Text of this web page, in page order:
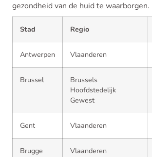
gezondheid van de huid te waarborgen.
Stad Regio
Antwerpen Vlaanderen
Brussel
Brussels
Hoofdstedelijk
Gewest
Gent Vlaanderen
Brugge Vlaanderen